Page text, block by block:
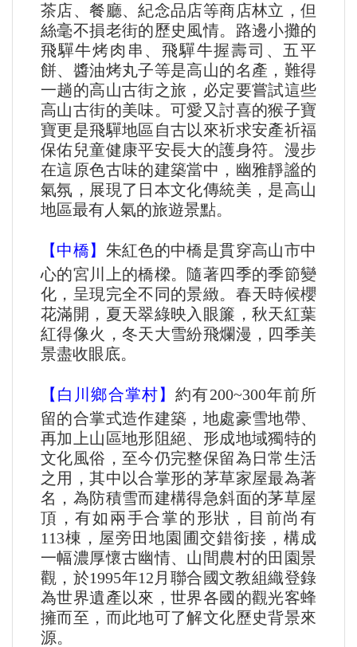
茶店、餐廳、紀念品店等商店林立，但
絲毫不損老街的歷史風情。路邊小攤的
飛驒牛烤肉串、飛驒牛握壽司、五平
餅、醬油烤丸子等是高山的名產，難得
一趟的高山古街之旅，必定要嘗試這些
高山古街的美味。可愛又討喜的猴子寶
寶更是飛驒地區自古以來祈求安產祈福
保佑兒童健康平安長大的護身符。漫步
在這原色古味的建築當中，幽雅靜謐的
氣氛，展現了日本文化傳統美，是高山
地區最有人氣的旅遊景點。
【中橋】 朱紅色的中橋是貫穿高山市中
心的宮川上的橋樑。隨著四季的季節變
化，呈現完全不同的景緻。春天時候櫻
花滿開，夏天翠綠映入眼簾，秋天紅葉
紅得像火，冬天大雪紛飛爛漫，四季美
景盡收眼底。
【白川鄉合掌村】約有200~300年前所
留的合掌式造作建築，地處豪雪地帶、
再加上山區地形阻絕、形成地域獨特的
文化風俗，至今仍完整保留為日常生活
之用，其中以合掌形的茅草家屋最為著
名，為防積雪而建構得急斜面的茅草屋
頂，有如兩手合掌的形狀，目前尚有
113棟，屋旁田地園圃交錯銜接，構成
一幅濃厚懷古幽情、山間農村的田園景
觀，於1995年12月聯合國文教組織登錄
為世界遺產以來，世界各國的觀光客蜂
擁而至，而此地可了解文化歷史背景來
源。